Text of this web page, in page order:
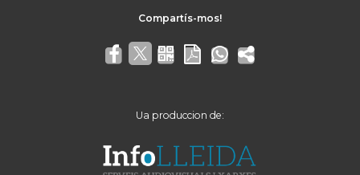
Ua produccion de: